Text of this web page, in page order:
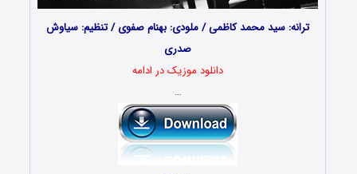
ترانه: سید محمد کاظمی / ملودی: بهنام صفوی / تنظیم: سیاوش
صدری
دانلود موزیک در ادامه
…